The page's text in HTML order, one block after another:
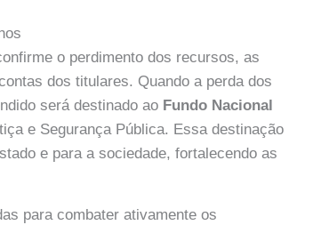
o perdimento dos recursos, as
dos titulares. Quando a perda dos
será destinado ao Fundo Nacional
e Segurança Pública. Essa destinação
e para a sociedade, fortalecendo as
para combater ativamente os